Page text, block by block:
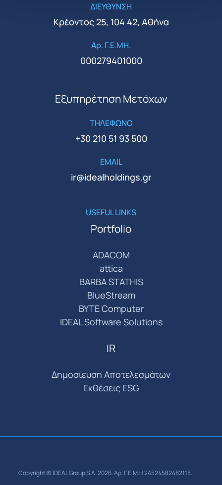
ΔΙΕΥΘΥΝΣΗ
Κρέοντος 25, 104 42, Αθήνα
Αρ. Γ.Ε.ΜΗ.
000279401000
Εξυπηρέτηση Μετόχων
ΤΗΛΕΦΩΝΟ
+30 210 51 93 500
EMAIL
ir@idealholdings.gr
USEFUL LINKS
Portfolio
ADACOM
attica
BARBA STATHIS
BlueStream
BYTE Computer
IDEAL Software Solutions
IR
Δημοσίευση Αποτελεσμάτων
Εκθέσεις ESG
Copyright © IDEAL Group S.A. 2026. Αρ. Γ.Ε.Μ.Η 24524582482118.